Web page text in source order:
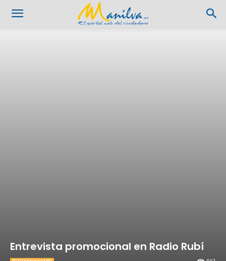
Entrevista promocional en Radio Rubí